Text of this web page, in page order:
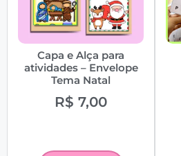
Capa e Alça para
atividades – Envelope
Tema Natal
R$ 7,00